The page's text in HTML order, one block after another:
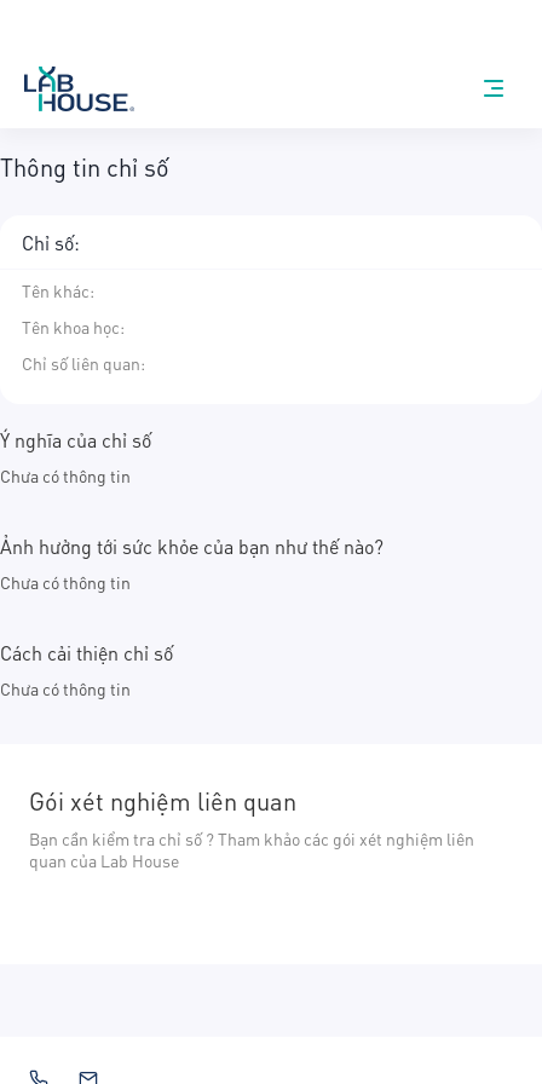
Thông tin chỉ số
Chỉ số:
Tên khác:
Tên khoa học:
Chỉ số liên quan:
Ý nghĩa của chỉ số
Chưa có thông tin
Ảnh hưởng tới sức khỏe của bạn như thế nào?
Chưa có thông tin
Cách cải thiện chỉ số
Chưa có thông tin
Gói xét nghiệm liên quan
Bạn cần kiểm tra chỉ số ? Tham khảo các gói xét nghiệm liên
quan của Lab House